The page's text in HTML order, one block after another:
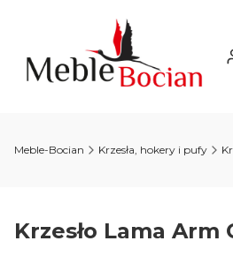
Meble-Bocian Krzesła, hokery i pufy
Krzesło Lama Arm